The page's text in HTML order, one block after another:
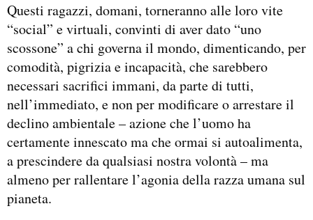
Questi ragazzi, domani, torneranno alle loro vite
“social” e virtuali, convinti di aver dato “uno
scossone” a chi governa il mondo, dimenticando, per
comodità, pigrizia e incapacità, che sarebbero
necessari sacrifici immani, da parte di tutti,
nell’immediato, e non per modificare o arrestare il
declino ambientale – azione che l’uomo ha
certamente innescato ma che ormai si autoalimenta,
a prescindere da qualsiasi nostra volontà – ma
almeno per rallentare l’agonia della razza umana sul
pianeta.